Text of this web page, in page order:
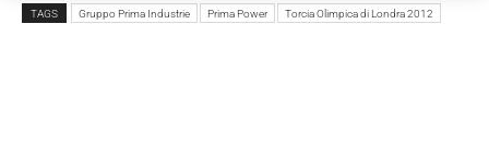
TAGS Gruppo Prima Industrie Prima Power Torcia Olimpica di Londra 2012